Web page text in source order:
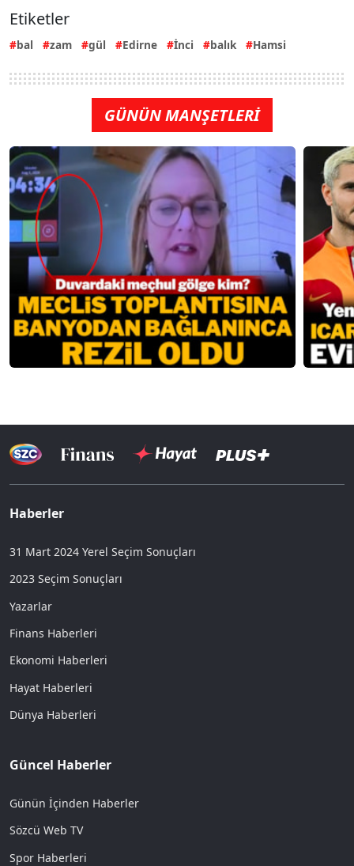
Etiketler
bal zam gül Edirne İnci balık Hamsi
GÜNÜN MANŞETLERİ
Haberler
31 Mart 2024 Yerel Seçim Sonuçları
2023 Seçim Sonuçları
Yazarlar
Finans Haberleri
Ekonomi Haberleri
Hayat Haberleri
Dünya Haberleri
Güncel Haberler
Günün İçinden Haberler
Sözcü Web TV
Spor Haberleri